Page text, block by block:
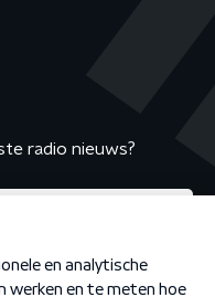
radio nieuws?